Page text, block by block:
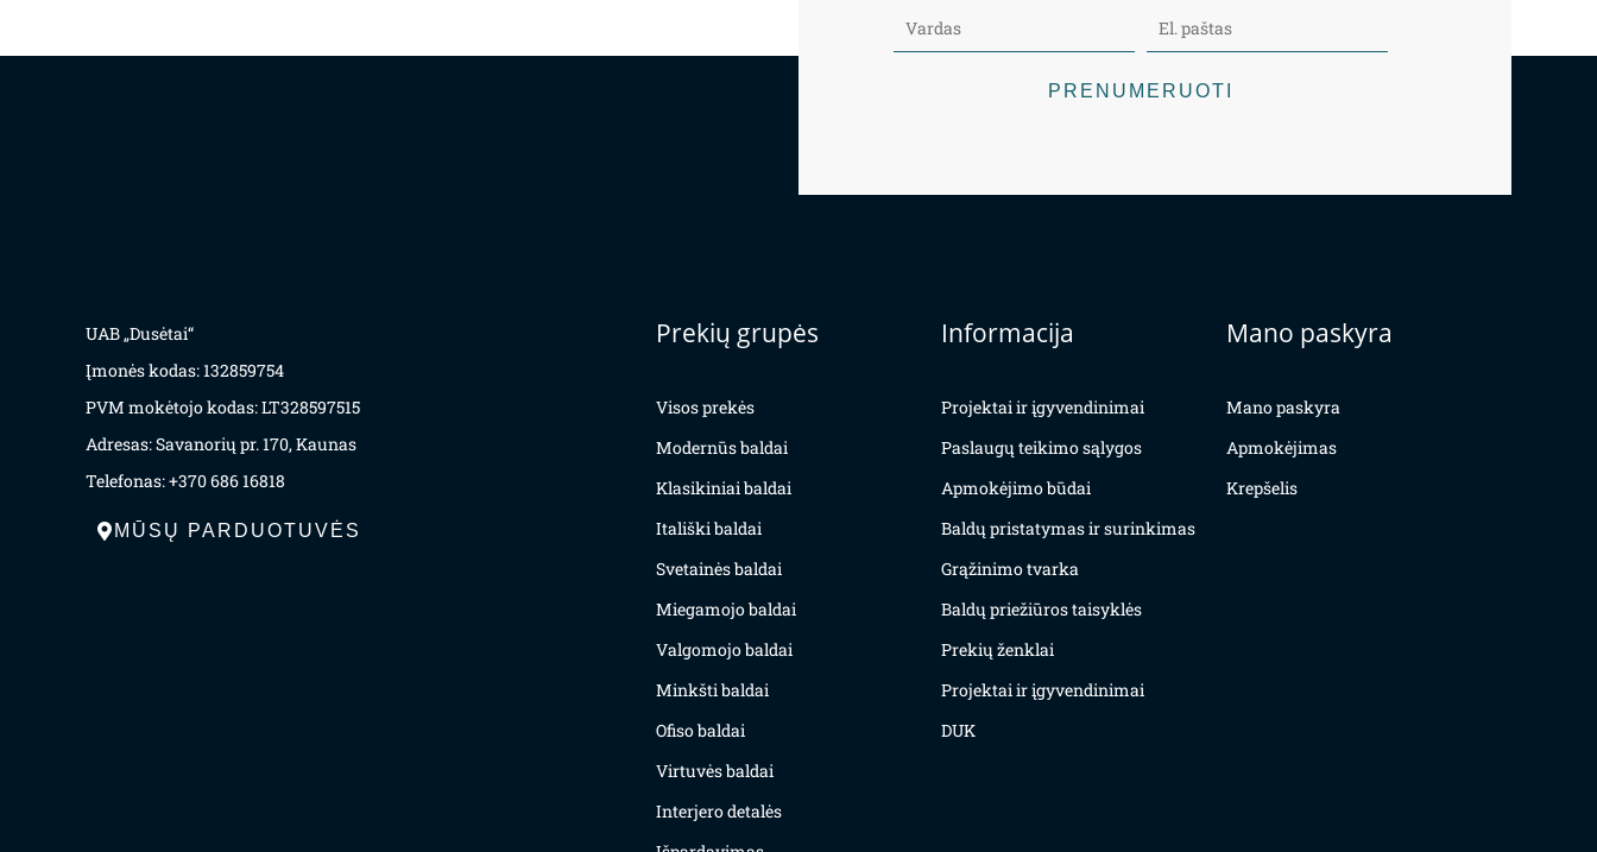
PRENUMERUOTI
UAB „Dusėtai“
Įmonės kodas: 132859754
PVM mokėtojo kodas: LT328597515
Adresas: Savanorių pr. 170, Kaunas
Telefonas: +370 686 16818
MŪSŲ PARDUOTUVĖS
Prekių grupės
Visos prekės
Modernūs baldai
Klasikiniai baldai
Itališki baldai
Svetainės baldai
Miegamojo baldai
Valgomojo baldai
Minkšti baldai
Ofiso baldai
Virtuvės baldai
Interjero detalės
Informacija
Projektai ir įgyvendinimai
Paslaugų teikimo sąlygos
Apmokėjimo būdai
Baldų pristatymas ir surinkimas
Grąžinimo tvarka
Baldų priežiūros taisyklės
Prekių ženklai
Projektai ir įgyvendinimai
DUK
Mano paskyra
Mano paskyra
Apmokėjimas
Krepšelis